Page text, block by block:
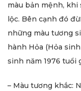
màu bản mệnh, khi
lộc. Bên cạnh đó
những màu tương
hành Hỏa (Hỏa
sinh năm 1976 tuổi
– Màu tương khắc: